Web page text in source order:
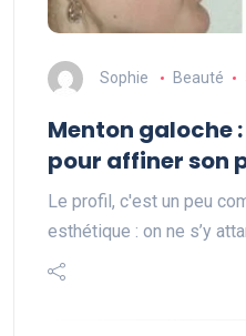
Sophie Beauté
Menton galoche
pour affiner son
Le profil, c'est un peu
esthétique : on ne s’y